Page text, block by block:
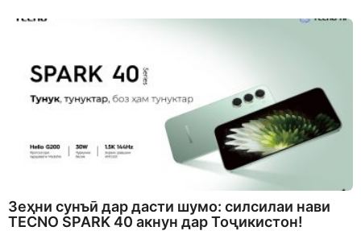
Зеҳни сунъӣ дар дасти шумо: силсилаи нави
TECNO SPARK 40 акнун дар Тоҷикистон!